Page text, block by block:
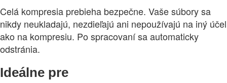
Celá kompresia prebieha bezpečne. Vaše súbory sa
nikdy neukladajú, nezdieľajú ani nepoužívajú na iný účel
ako na kompresiu. Po spracovaní sa automaticky
odstránia.
Ideálne pre